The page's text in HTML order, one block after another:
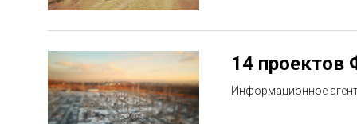
14 проектов
Информационное